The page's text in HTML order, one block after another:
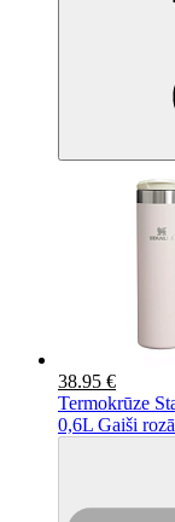
38.95 €
Termokrūze
0,6L Gaiši rozā